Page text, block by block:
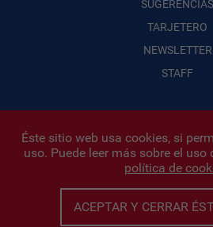
SUGERENCIAS
TARJETERO
NEWSLETTER
STAFF
Infonegocios 2026| INFONEGOCIOS
Políticas de Privacidad|Protección de
Iñigo Biain
Este sitio esta protegido por Google
privacidad de GoogleyTerminos
Éste sitio web usa cookies, si
uso. Puede leer más sobre el uso
política de
ACEPTAR Y CERRAR